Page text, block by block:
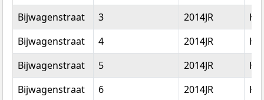
Bijwagenstraat
3 2014JR
Bijwagenstraat
4 2014JR
Bijwagenstraat
5 2014JR
Bijwagenstraat
6 2014JR